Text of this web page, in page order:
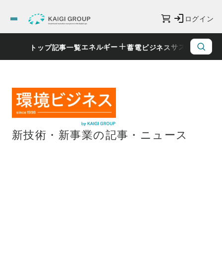
ログイン
トップ記事一覧エネルギー 蓄電ビジネスサステナビリ
新技術・新事業の記事・ニュース